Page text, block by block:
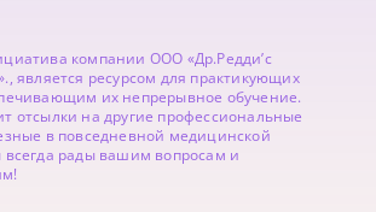
компании ООО «Др.Редди’с
является ресурсом для практикующих
их непрерывное обучение.
отсылки на другие профессиональные
в повседневной медицинской
всегда рады вашим вопросам и